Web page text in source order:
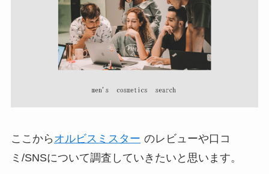
ここから オルビスミスター のレビューや口コ
ミ/SNSについて調査していきたいと思います。